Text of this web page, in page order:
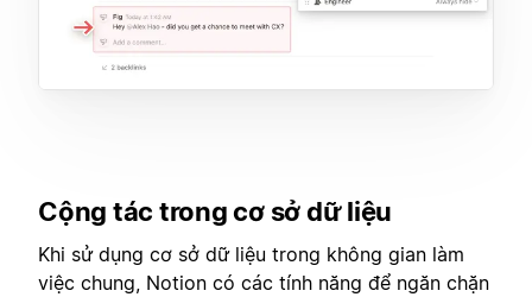
Cộng tác trong cơ sở dữ liệu
Khi sử dụng cơ sở dữ liệu trong không gian làm
việc chung, Notion có các tính năng để ngăn chặn